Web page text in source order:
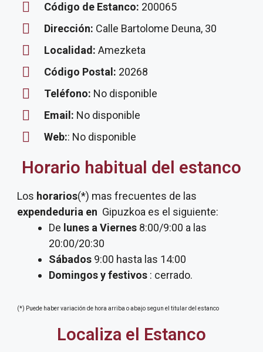
Código de Estanco: 200065
Dirección: Calle Bartolome Deuna, 30
Localidad: Amezketa
Código Postal: 20268
Teléfono: No disponible
Email: No disponible
Web:: No disponible
Horario habitual del estanco
Los horarios(*) mas frecuentes de las
expendeduria en Gipuzkoa es el siguiente:
De lunes a Viernes 8:00/9:00 a las
20:00/20:30
Sábados 9:00 hasta las 14:00
Domingos y festivos : cerrado.
(*) Puede haber variación de hora arriba o abajo segun el titular del estanco
Localiza el Estanco